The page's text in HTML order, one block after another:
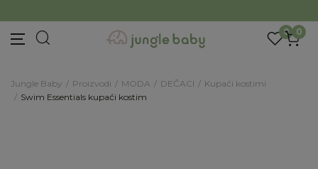
0 0
Jungle Baby Proizvodi MODA DEČACI
Kupaći kostimi
Swim Essentials kupaći kostim
Prijavite se za novosti i promocije. Budite prvi
koji će saznati za naše najnovije proizvode i
Unesite Vašu e‑mail adresu da biste se prijavili na newsletter.